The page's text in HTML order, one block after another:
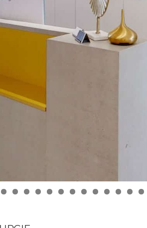
0 1 2 3 4 5